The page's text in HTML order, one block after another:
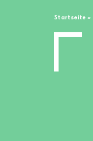
Startseite »